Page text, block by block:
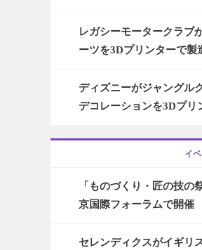
レガシーモータークラブ
ーツを3Dプリンターで製
ディズニーがジャングル
デコレーションを3Dプ
イ
「ものづくり・匠の技の
京国際フォーラムで開催
セレンディクスがイギリ